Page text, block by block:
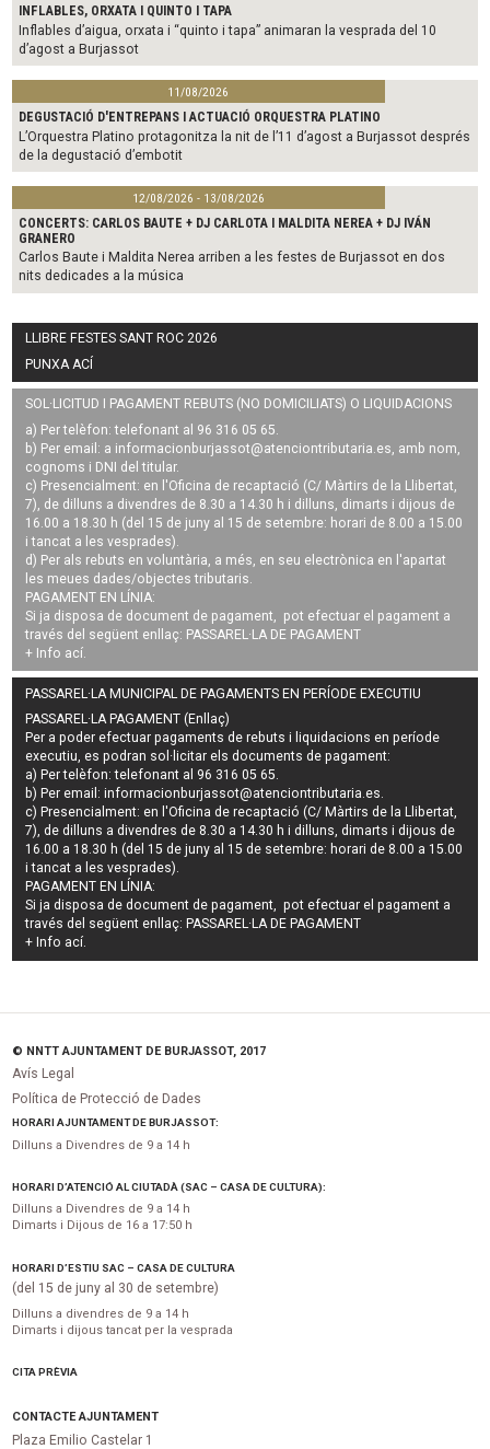
INFLABLES, ORXATA I QUINTO I TAPA
Inflables d’aigua, orxata i “quinto i tapa” animaran la vesprada del 10
d’agost a Burjassot
11/08/2026
DEGUSTACIÓ D'ENTREPANS I ACTUACIÓ ORQUESTRA PLATINO
L’Orquestra Platino protagonitza la nit de l’11 d’agost a Burjassot després
de la degustació d’embotit
12/08/2026 - 13/08/2026
CONCERTS: CARLOS BAUTE + DJ CARLOTA I MALDITA NEREA + DJ IVÁN
GRANERO
Carlos Baute i Maldita Nerea arriben a les festes de Burjassot en dos
nits dedicades a la música
LLIBRE FESTES SANT ROC 2026
PUNXA ACÍ
SOL·LICITUD I PAGAMENT REBUTS (NO DOMICILIATS) O LIQUIDACIONS
a) Per telèfon: telefonant al 96 316 05 65.
b) Per email: a informacionburjassot@atenciontributaria.es, amb nom,
cognoms i DNI del titular.
c) Presencialment: en l'Oficina de recaptació (C/ Màrtirs de la Llibertat,
7), de dilluns a divendres de 8.30 a 14.30 h i dilluns, dimarts i dijous de
16.00 a 18.30 h (del 15 de juny al 15 de setembre: horari de 8.00 a 15.00
i tancat a les vesprades).
d) Per als rebuts en voluntària, a més, en seu electrònica en l'apartat
les meues dades/objectes tributaris.
PAGAMENT EN LÍNIA:
Si ja disposa de document de pagament, pot efectuar el pagament a
través del següent enllaç: PASSAREL·LA DE PAGAMENT
+ Info ací.
PASSAREL·LA MUNICIPAL DE PAGAMENTS EN PERÍODE EXECUTIU
PASSAREL·LA PAGAMENT (Enllaç)
Per a poder efectuar pagaments derebuts i liquidacions en període
executiu, es podran sol·licitar els documents de pagament:
a) Per telèfon: telefonant al 96 316 05 65.
b) Per email:informacionburjassot@atenciontributaria.es.
c) Presencialment: en l'Oficina de recaptació (C/ Màrtirs de la Llibertat,
7), de dilluns a divendres de 8.30 a 14.30 h i dilluns, dimarts i dijous de
16.00 a 18.30 h (del 15 de juny al 15 de setembre: horari de 8.00 a 15.00
i tancat a les vesprades).
PAGAMENT EN LÍNIA:
Si ja disposa de document de pagament, pot efectuar el pagament a
través del següent enllaç: PASSAREL·LA DE PAGAMENT
+ Info ací.
© NNTT AJUNTAMENT DE BURJASSOT, 2017
Avís Legal
Política de Protecció de Dades
HORARI AJUNTAMENT DE BURJASSOT:
Dilluns a Divendres de 9 a 14 h
HORARI D’ATENCIÓ AL CIUTADÀ (SAC – CASA DE CULTURA):
Dilluns a Divendres de 9 a 14 h
Dimarts i Dijous de 16 a 17:50 h
HORARI D’ESTIU SAC – CASA DE CULTURA
(del 15 de juny al 30 de setembre)
Dilluns a divendres de 9 a 14 h
Dimarts i dijous tancat per la vesprada
CITA PRÈVIA
CONTACTE AJUNTAMENT
Plaza Emilio Castelar 1